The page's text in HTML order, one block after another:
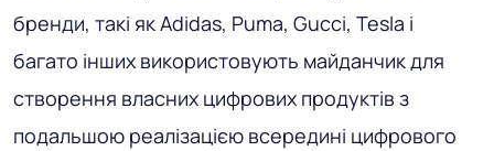
бренди, такі як Adidas, Puma, Gucci, Tesla і
багато інших використовують майданчик для
створення власних цифрових продуктів з
подальшою реалізацією всередині цифрового